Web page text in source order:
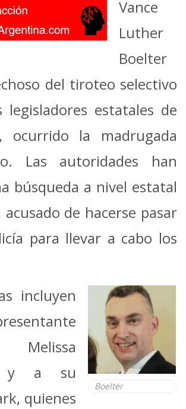
Vance
Luther
Boelter
del tiroteo selectivo
legisladores estatales de
ocurrido la madrugada
Las autoridades han
búsqueda a nivel estatal
de hacerse pasar
para llevar a cabo los
Boelter
incluyen
y a su
quienes